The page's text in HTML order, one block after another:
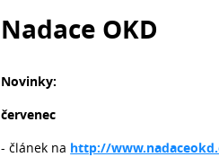
Nadace OKD
Novinky:
červenec
- článek na http://